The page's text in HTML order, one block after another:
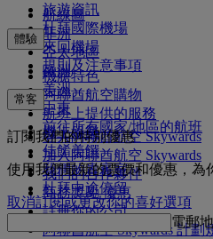
旅遊資訊
杜拜國際機場
來回機場
規則及注意事項
航線圖
非洲
亞太地區
歐洲
美洲
中東
前往所有國家/地區的航班
體驗
機艙特色
阿聯酋航空購物
航班上提供的服務
機上娛樂
佳餚美饌
我們的貴賓室
杜拜中途停留
常客
登入阿聯酋航空 Skywards
加入阿聯酋航空 Skywards
我們的合作夥伴
商務獎勵 優惠
註冊你的公司
阿聯酋航空 Skywards 計劃
訂閱我們的特別優惠
使用我們最新的票價和優惠，為
取消訂閱或更改你的喜好選項
電郵